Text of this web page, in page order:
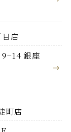
店
銀座
町店